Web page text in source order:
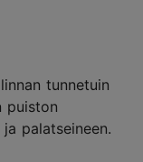
tunnetuin
puiston
palatseineen.